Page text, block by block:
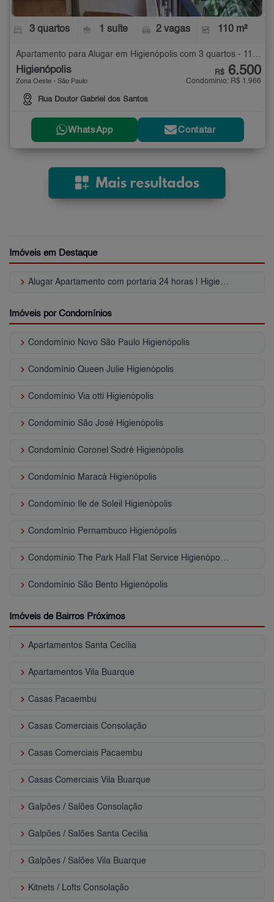
3 quartos 1 suíte 2 vagas 110 m²
Apartamento para Alugar em Higienópolis com 3 quartos - 110 m²
Higienópolis
Zona Oeste - São Paulo
Rua Doutor Gabriel dos Santos
R$ 6.500
Condomínio: R$ 1.966
WhatsApp Contatar
Imóveis em Destaque
keyboard_arrow_right Alugar Apartamento com portaria 24 horas | Higienópolis
Imóveis por Condomínios
keyboard_arrow_right Condomínio Novo São Paulo Higienópolis
keyboard_arrow_right Condomínio Queen Julie Higienópolis
keyboard_arrow_right Condomínio Via otti Higienópolis
keyboard_arrow_right Condomínio São José Higienópolis
keyboard_arrow_right Condomínio Coronel Sodré Higienópolis
keyboard_arrow_right Condomínio Maracá Higienópolis
keyboard_arrow_right Condomínio Ile de Soleil Higienópolis
keyboard_arrow_right Condomínio Pernambuco Higienópolis
keyboard_arrow_right Condomínio The Park Hall Flat Service Higienópolis Higienópolis
keyboard_arrow_right Condomínio São Bento Higienópolis
Imóveis de Bairros Próximos
keyboard_arrow_right Apartamentos Santa Cecília
keyboard_arrow_right Apartamentos Vila Buarque
keyboard_arrow_right Casas Pacaembu
keyboard_arrow_right Casas Comerciais Consolação
keyboard_arrow_right Casas Comerciais Pacaembu
keyboard_arrow_right Casas Comerciais Vila Buarque
keyboard_arrow_right Galpões / Salões Consolação
keyboard_arrow_right Galpões / Salões Santa Cecília
keyboard_arrow_right Galpões / Salões Vila Buarque
keyboard_arrow_right Kitnets / Lofts Consolação